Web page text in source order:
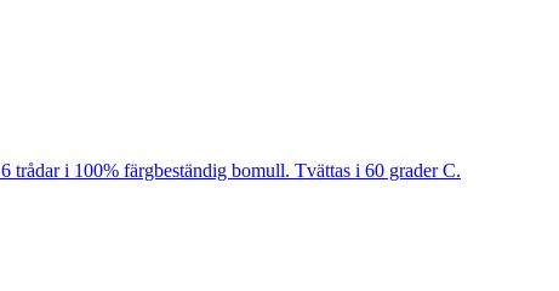
i 100% färgbeständig bomull. Tvättas i 60 grader C.